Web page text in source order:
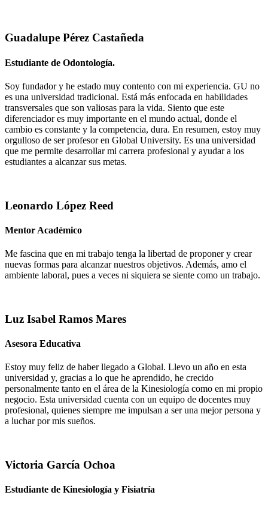
Guadalupe Pérez Castañeda
Estudiante de Odontología.
Soy fundador y he estado muy contento con mi experiencia. GU no
es una universidad tradicional. Está más enfocada en habilidades
transversales que son valiosas para la vida. Siento que este
diferenciador es muy importante en el mundo actual, donde el
cambio es constante y la competencia, dura. En resumen, estoy muy
orgulloso de ser profesor en Global University. Es una universidad
que me permite desarrollar mi carrera profesional y ayudar a los
estudiantes a alcanzar sus metas.
Leonardo López Reed
Mentor Académico
Me fascina que en mi trabajo tenga la libertad de proponer y crear
nuevas formas para alcanzar nuestros objetivos. Además, amo el
ambiente laboral, pues a veces ni siquiera se siente como un trabajo.
Luz Isabel Ramos Mares
Asesora Educativa
Estoy muy feliz de haber llegado a Global. Llevo un año en esta
universidad y, gracias a lo que he aprendido, he crecido
personalmente tanto en el área de la Kinesiología como en mi propio
negocio. Esta universidad cuenta con un equipo de docentes muy
profesional, quienes siempre me impulsan a ser una mejor persona y
a luchar por mis sueños.
Victoria García Ochoa
Estudiante de Kinesiología y Fisiatría